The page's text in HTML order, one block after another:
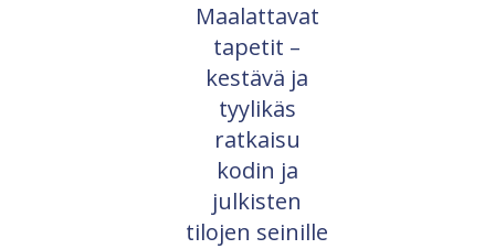
Maalattavat
tapetit –
kestävä ja
tyylikäs
ratkaisu
kodin ja
julkisten
tilojen seinille